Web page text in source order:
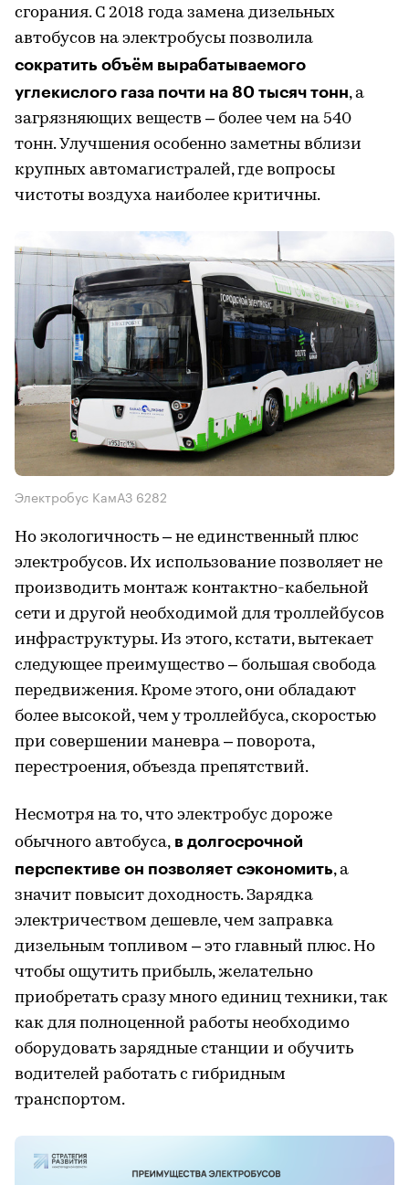
сгорания. С 2018 года замена дизельных
автобусов на электробусы позволила
сократить объём вырабатываемого
углекислого газа почти на 80 тысяч тонн, а
загрязняющих веществ – более чем на 540
тонн. Улучшения особенно заметны вблизи
крупных автомагистралей, где вопросы
чистоты воздуха наиболее критичны.
Электробус КамАЗ 6282
Но экологичность – не единственный плюс
электробусов. Их использование позволяет не
производить монтаж контактно-кабельной
сети и другой необходимой для троллейбусов
инфраструктуры. Из этого, кстати, вытекает
следующее преимущество – большая свобода
передвижения. Кроме этого, они обладают
более высокой, чем у троллейбуса, скоростью
при совершении маневра – поворота,
перестроения, объезда препятствий.
Несмотря на то, что электробус дороже
обычного автобуса, в долгосрочной
перспективе он позволяет сэкономить, а
значит повысит доходность. Зарядка
электричеством дешевле, чем заправка
дизельным топливом – это главный плюс. Но
чтобы ощутить прибыль, желательно
приобретать сразу много единиц техники, так
как для полноценной работы необходимо
оборудовать зарядные станции и обучить
водителей работать с гибридным
транспортом.